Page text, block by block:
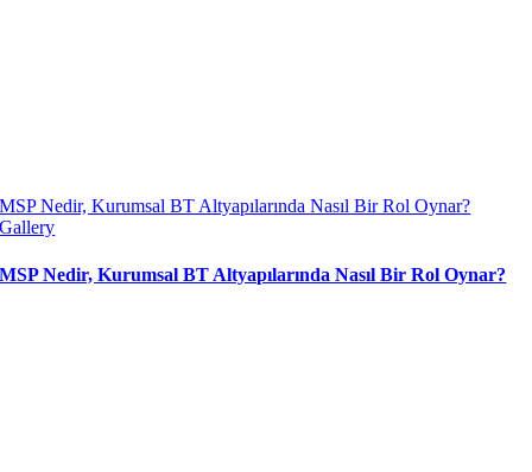
MSP Nedir, Kurumsal BT Altyapılarında Nasıl Bir Rol Oynar?
Gallery
MSP Nedir, Kurumsal BT Altyapılarında Nasıl Bir Rol Oynar?